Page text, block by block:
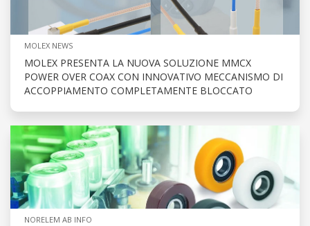
MOLEX NEWS
MOLEX PRESENTA LA NUOVA SOLUZIONE MMCX
POWER OVER COAX CON INNOVATIVO MECCANISMO DI
ACCOPPIAMENTO COMPLETAMENTE BLOCCATO
NORELEM AB INFO